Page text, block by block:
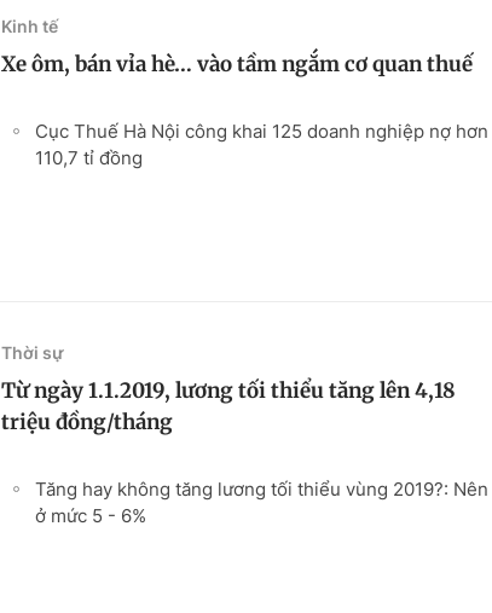
Kinh tế
Xe ôm, bán vỉa hè… vào tầm ngắm cơ quan thuế
Cục Thuế Hà Nội công khai 125 doanh nghiệp nợ hơn
110,7 tỉ đồng
Thời sự
Từ ngày 1.1.2019, lương tối thiểu tăng lên 4,18
triệu đồng/tháng
Tăng hay không tăng lương tối thiểu vùng 2019?: Nên
ở mức 5 - 6%